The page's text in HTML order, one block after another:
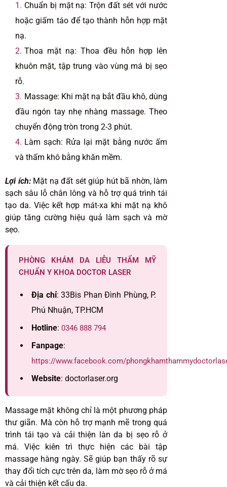
Chuẩn bị mặt nạ: Trộn đất sét với nước
hoặc giấm táo để tạo thành hỗn hợp mặt
nạ.
Thoa mặt nạ: Thoa đều hỗn hợp lên
khuôn mặt, tập trung vào vùng má bị sẹo
rỗ.
Massage: Khi mặt nạ bắt đầu khô, dùng
đầu ngón tay nhẹ nhàng massage. Theo
chuyển động tròn trong 2-3 phút.
Làm sạch: Rửa lại mặt bằng nước ấm
và thấm khô bằng khăn mềm.
Lợi ích:Mặt nạ đất sét giúp hút bã nhờn, làm
sạch sâu lỗ chân lông và hỗ trợ quá trình tái
tạo da. Việc kết hợp mát-xa khi mặt nạ khô
giúp tăng cường hiệu quả làm sạch và mờ
sẹo.
PHÒNG KHÁM DA LIỄU THẨM MỸ
CHUẨN Y KHOA DOCTOR LASER
Địa chỉ: 33Bis Phan Đình Phùng, P.
Phú Nhuận, TP.HCM
Hotline: 0346 888 794
Fanpage:
https://www.facebook.com/
Website: doctorlaser.org
Massage mặt không chỉ là một phương pháp
thư giãn. Mà còn hỗ trợ mạnh mẽ trong quá
trình tái tạo và cải thiện làn da bị sẹo rỗ ở
má. Việc kiên trì thực hiện các bài tập
massage hàng ngày. Sẽ giúp bạn thấy rõ sự
thay đổi tích cực trên da, làm mờ sẹo rỗ ở má
và cải thiện kết cấu da.